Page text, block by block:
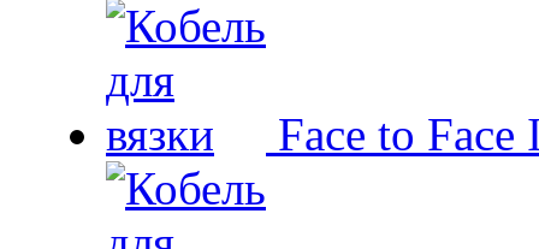
Face to